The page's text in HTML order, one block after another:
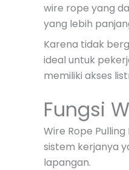
wire rope yang
yang lebih
Karena tidak
ideal untuk
memiliki akses
Fungsi
Wire Rope
sistem kerjanya
lapangan.